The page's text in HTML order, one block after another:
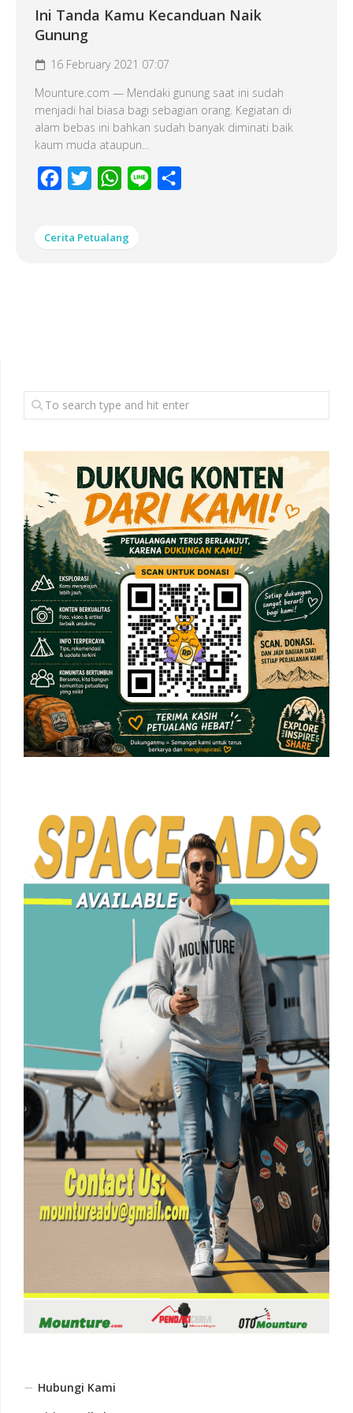
Ini Tanda Kamu Kecanduan Naik
Gunung
16 February 2021 07:07
Mounture.com — Mendaki gunung saat ini sudah
menjadi hal biasa bagi sebagian orang. Kegiatan di
alam bebas ini bahkan sudah banyak diminati baik
kaum muda ataupun...
Facebook
Twitter WhatsApp
Line
Cerita Petualang
Hubungi Kami